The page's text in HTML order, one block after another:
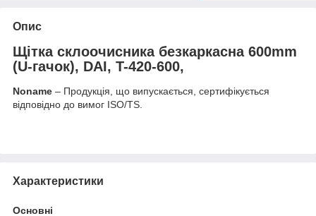
Опис
Щітка склоочисника безкаркасна 600mm
(U-гачок), DAI, T-420-600,
Noname – Продукція, що випускається, сертифікується
відповідно до вимог ISO/TS.
Характеристики
Основні